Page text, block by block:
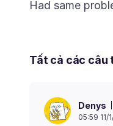
Tất cả các câu
Denys
05:59 11/